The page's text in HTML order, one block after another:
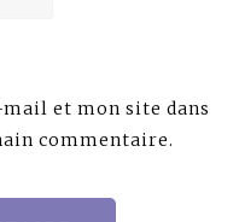
et mon site dans
commentaire.